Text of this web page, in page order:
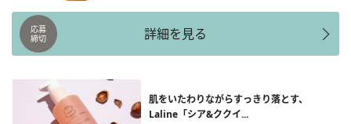
詳細を見る
応募
締切
肌をいたわりながらすっきり落とす、
Laline「シア&ククイ...